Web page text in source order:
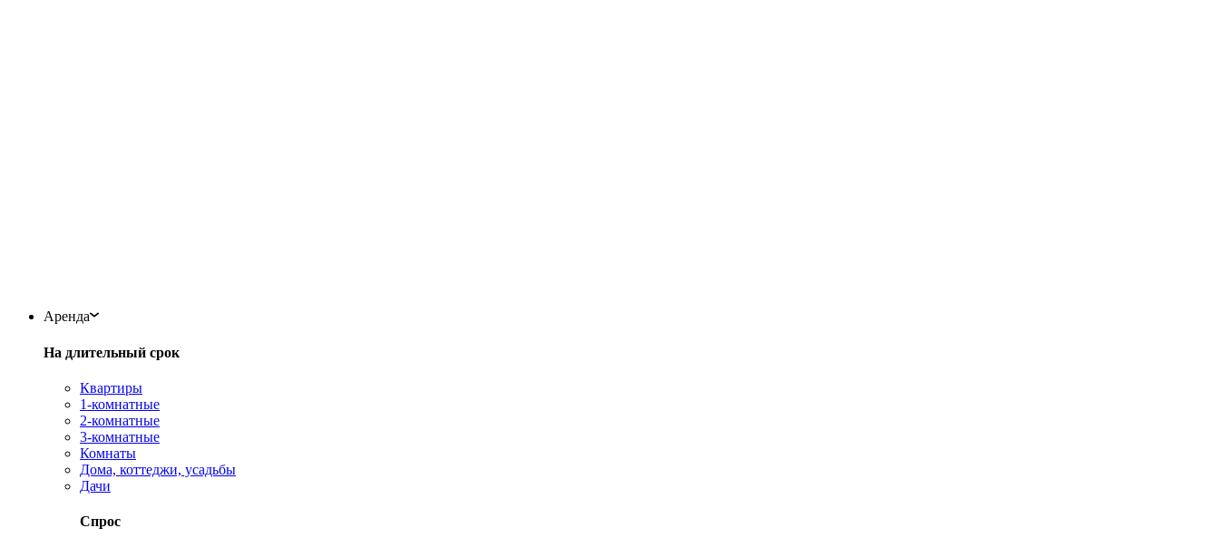
Аренда
На длительный срок
Квартиры
1-комнатные
2-комнатные
3-комнатные
Комнаты
Дома, коттеджи, усадьбы
Дачи
Спрос